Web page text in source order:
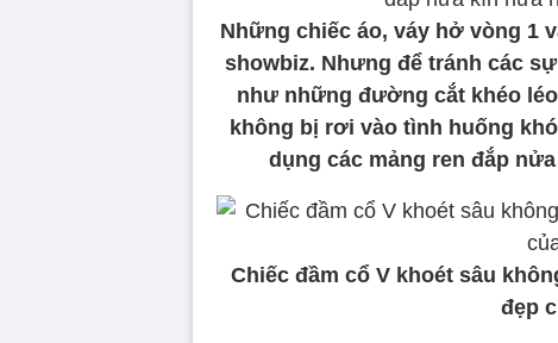
Những chiếc áo, váy hở vòng 1
showbiz. Nhưng để tránh các
như những đường cắt khéo
không bị rơi vào tình huống
dụng các mảng ren đắp
Chiếc đầm cổ V khoét sâu
đẹp